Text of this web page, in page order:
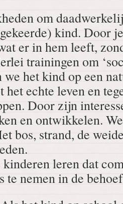
om
kind. Door
er in hem leeft,
trainingen om
we het kind op een
het echte leven en
Door zijn
en ontwikkelen.
bos, strand, de
leren dat
te nemen in de